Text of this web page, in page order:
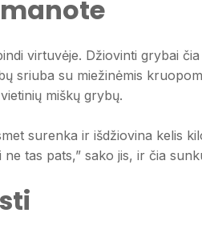
virtuvėje. Džiovinti grybai
sriuba su miežinėmis
miškų grybų.
surenka ir išdžiovina kelis
tas pats,” sako jis, ir čia